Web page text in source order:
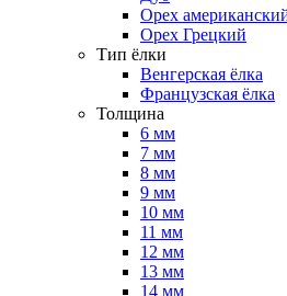
Орех
Орех Грецкий
Тип ёлки
Венгерская ёлка
Французская ёлка
Толщина
6 мм
7 мм
8 мм
9 мм
10 мм
11 мм
12 мм
13 мм
14 мм